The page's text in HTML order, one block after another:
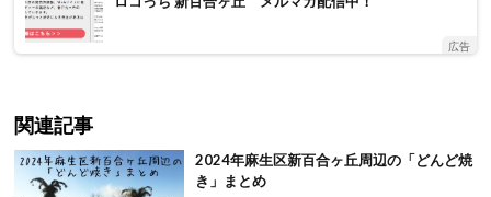
広告
関連記事
2024年麻生区新百合ヶ丘周辺の「どんど焼
き」まとめ